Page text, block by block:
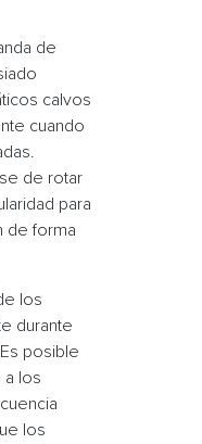
de
calvos
cuando
de rotar
para
de forma
los
durante
posible
a los
los